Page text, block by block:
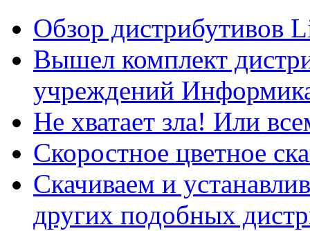
Обзор дистрибутивов
Вышел комплект
учреждений
Не хватает зла! Или
Скоростное цветное
Скачиваем и
других подобных